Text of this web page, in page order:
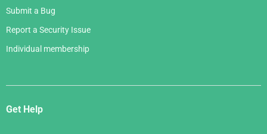
Submit a Bug
Report a Security Issue
Individual membership
Get Help